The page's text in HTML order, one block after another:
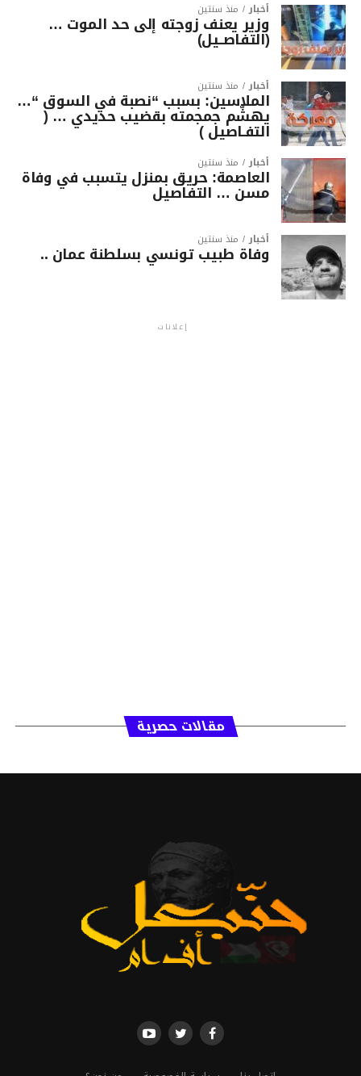
أخبار منذ سنتين
وزير يعنف زوجته إلى حد الموت …
(التفاصــيل)
أخبار منذ سنتين
الملاسين: بسبب “نصبة في السوق “…
يهشّم جمجمته بقضيب حديدي … (
التفـاصيل )
أخبار منذ سنتين
العاصمة: حريق بمنزل يتسبب في وفاة
مسن … التفاصيل
أخبار منذ سنتين
وفاة طبيب تونسي بسلطنة عمان ..
إعلانات
مقالات حصرية